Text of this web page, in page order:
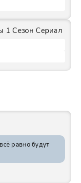
1 Сезон Сериал
равно будут